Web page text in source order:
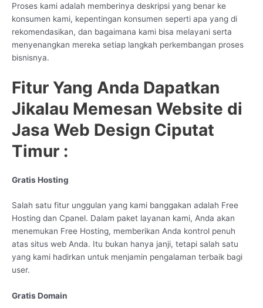
Proses kami adalah memberinya deskripsi yang benar ke
konsumen kami, kepentingan konsumen seperti apa yang di
rekomendasikan, dan bagaimana kami bisa melayani serta
menyenangkan mereka setiap langkah perkembangan proses
bisnisnya.
Fitur Yang Anda Dapatkan
Jikalau Memesan Website di
Jasa Web Design Ciputat
Timur :
Gratis Hosting
Salah satu fitur unggulan yang kami banggakan adalah Free
Hosting dan Cpanel. Dalam paket layanan kami, Anda akan
menemukan Free Hosting, memberikan Anda kontrol penuh
atas situs web Anda. Itu bukan hanya janji, tetapi salah satu
yang kami hadirkan untuk menjamin pengalaman terbaik bagi
user.
Gratis Domain